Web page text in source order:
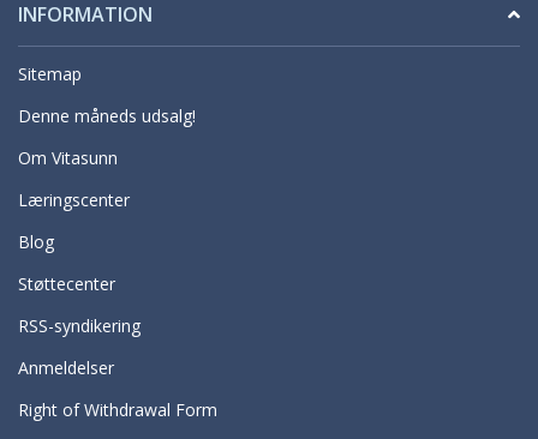
INFORMATION
Sitemap
Denne måneds udsalg!
Om Vitasunn
Læringscenter
Blog
Støttecenter
RSS-syndikering
Anmeldelser
Right of Withdrawal Form